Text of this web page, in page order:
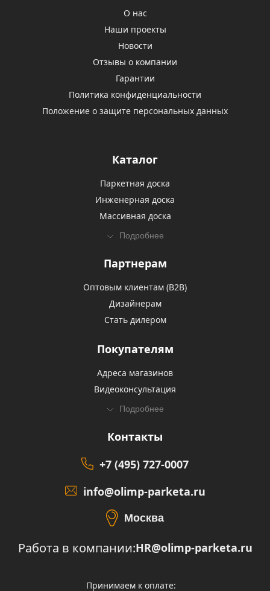
О нас
Наши проекты
Новости
Отзывы о компании
Гарантии
Политика конфиденциальности
Положение о защите персональных данных
Каталог
Паркетная доска
Инженерная доска
Массивная доска
Подробнее
Партнерам
Оптовым клиентам (В2В)
Дизайнерам
Стать дилером
Покупателям
Адреса магазинов
Видеоконсультация
Подробнее
Контакты
+7 (495) 727-0007
info@olimp-parketa.ru
Москва
Работа в компании:HR@olimp-parketa.ru
Принимаем к оплате: